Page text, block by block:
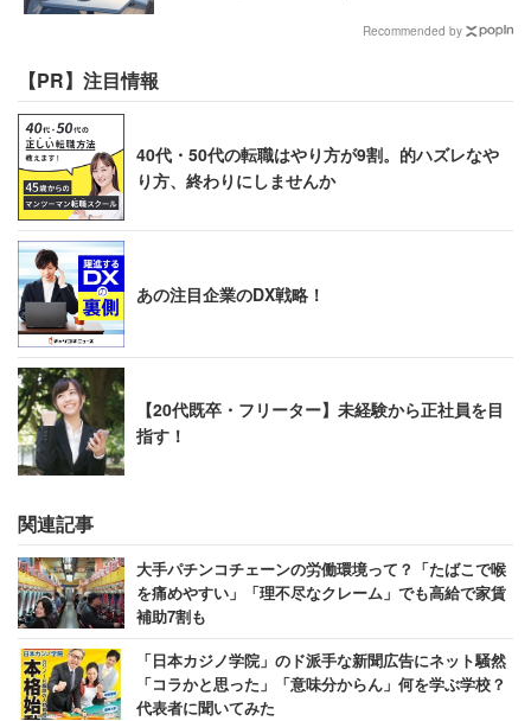
Recommended by
【PR】注目情報
40代・50代の転職はやり方が9割。的ハズレなや
り方、終わりにしませんか
あの注目企業のDX戦略！
【20代既卒・フリーター】未経験から正社員を目
指す！
関連記事
大手パチンコチェーンの労働環境って？「たばこで喉
を痛めやすい」「理不尽なクレーム」でも高給で家賃
補助7割も
「日本カジノ学院」のド派手な新聞広告にネット騒然
「コラかと思った」「意味分からん」何を学ぶ学校？
代表者に聞いてみた